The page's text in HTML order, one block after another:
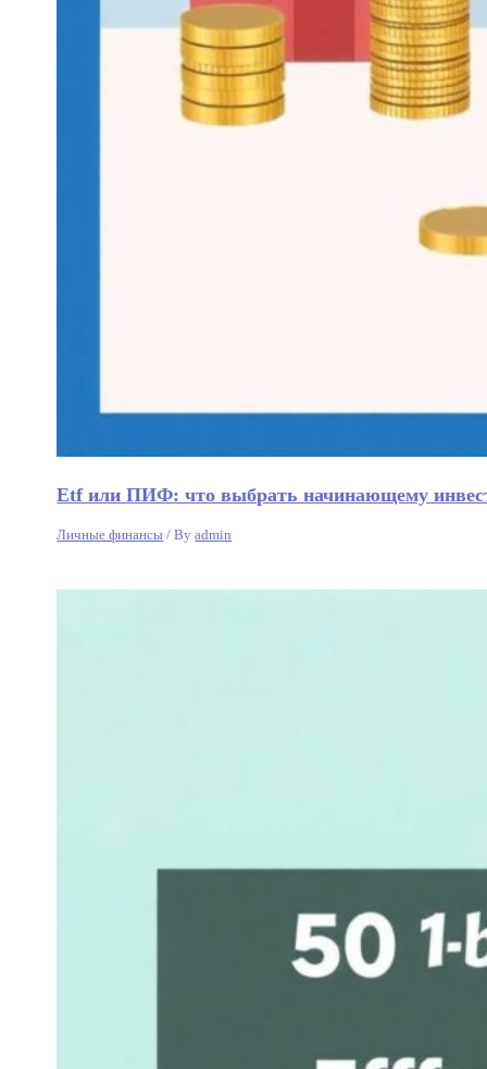
Etf или ПИФ: что выбрать начинающему
Личные финансы / Byadmin